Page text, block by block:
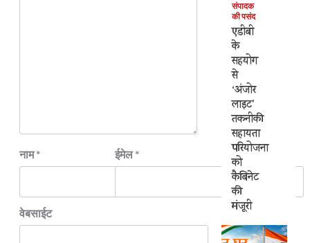
नाम* ईमेल*
वेबसाईट
संपादक
की पसंद
एडीबी
के
सहयोग
से
‘अंजोर
लाइट’
तकनीकी
सहायता
परियोजना
को
कैबिनेट
की
मंजूरी